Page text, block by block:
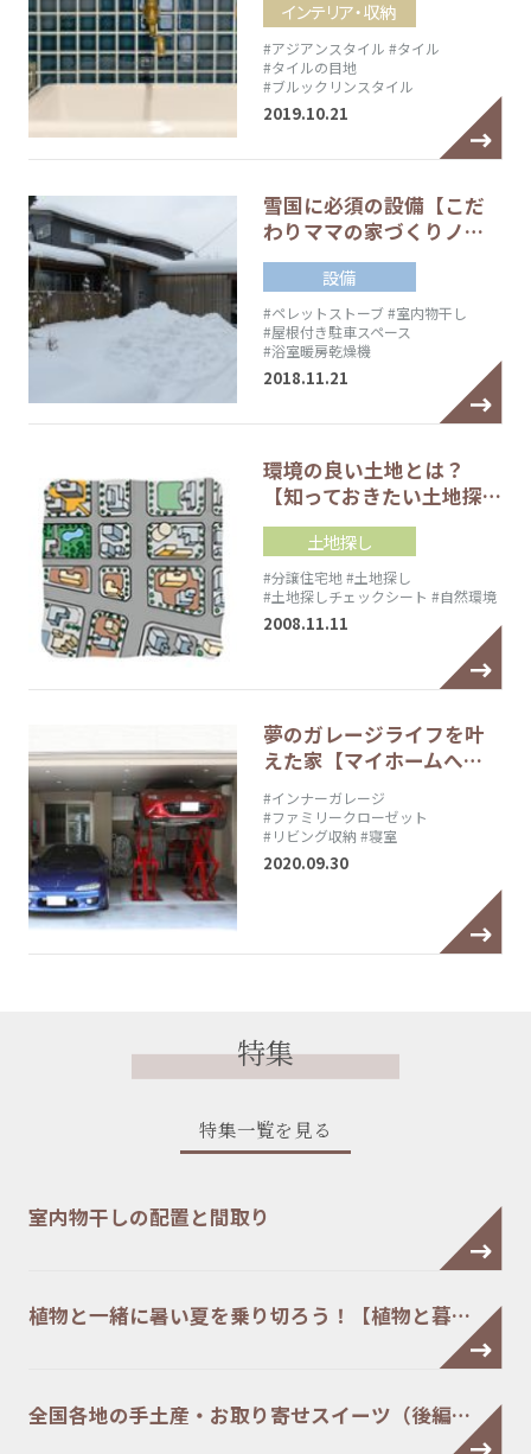
インテリア・収納
#アジアンスタイル #タイル
#タイルの目地
#ブルックリンスタイル
2019.10.21
雪国に必須の設備【こだ
わりママの家づくりノ…
設備
#ペレットストーブ#室内物干し
#屋根付き駐車スペース
#浴室暖房乾燥機
2018.11.21
環境の良い土地とは？
【知っておきたい土地探…
土地探し
#分譲住宅地#土地探し
#土地探しチェックシート #自然環境
2008.11.11
夢のガレージライフを叶
えた家【マイホームへ…
#インナーガレージ
#ファミリークローゼット
#リビング収納 #寝室
2020.09.30
特集
特集一覧を見る
室内物干しの配置と間取り
植物と一緒に暑い夏を乗り切ろう！【植物と暮…
全国各地の手土産・お取り寄せスイーツ（後編…